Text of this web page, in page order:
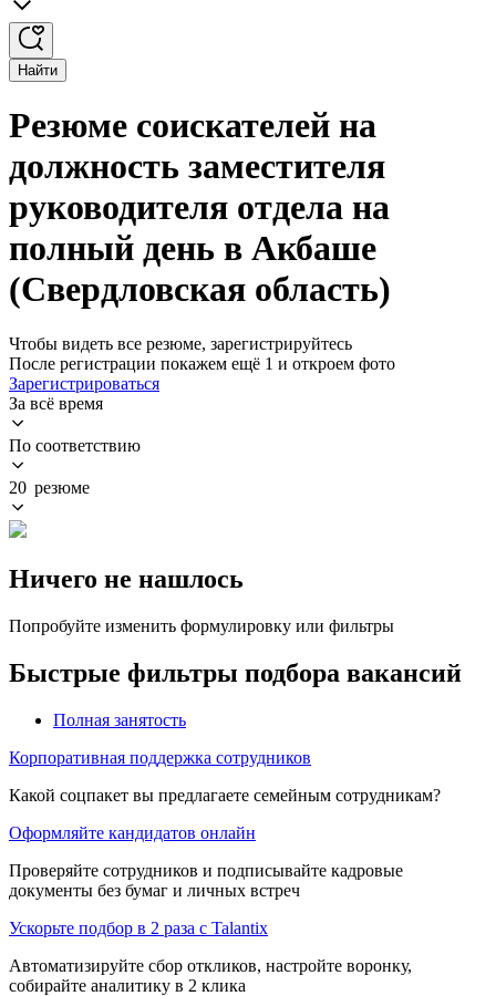
Найти
Резюме соискателей на
должность заместителя
руководителя отдела на
полный день в Акбаше
(Свердловская область)
Чтобы видеть все резюме, зарегистрируйтесь
После регистрации покажем ещё 1 и откроем фото
Зарегистрироваться
За всё время
По соответствию
20 резюме
Ничего не нашлось
Попробуйте изменить формулировку или фильтры
Быстрые фильтры подбора вакансий
Полная занятость
Корпоративная поддержка сотрудников
Какой соцпакет вы предлагаете семейным сотрудникам?
Оформляйте кандидатов онлайн
Проверяйте сотрудников и подписывайте кадровые
документы без бумаг и личных встреч
Ускорьте подбор в 2 раза с Talantix
Автоматизируйте сбор откликов, настройте воронку,
собирайте аналитику в 2 клика